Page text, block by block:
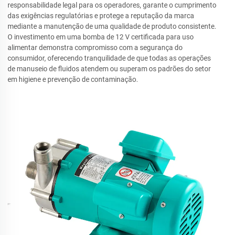
responsabilidade legal para os operadores, garante o cumprimento
das exigências regulatórias e protege a reputação da marca
mediante a manutenção de uma qualidade de produto consistente.
O investimento em uma bomba de 12 V certificada para uso
alimentar demonstra compromisso com a segurança do
consumidor, oferecendo tranquilidade de que todas as operações
de manuseio de fluidos atendem ou superam os padrões do setor
em higiene e prevenção de contaminação.